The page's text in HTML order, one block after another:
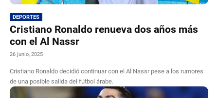
DEPORTES
Cristiano Ronaldo renueva dos años más
con el Al Nassr
26 junio, 2025
Cristiano Ronaldo decidió continuar con el Al Nassr pese a los rumores
de una posible salida del fútbol árabe.